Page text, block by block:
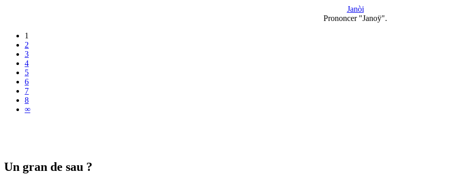
Janòi
Prononcer "Janoÿ".
1
2
3
4
5
6
7
8
∞
Un gran de sau ?